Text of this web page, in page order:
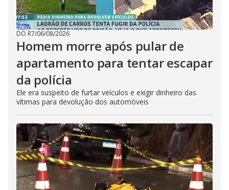
DO R7/06/08/2026
Homem morre após pular de
apartamento para tentar escapar
da polícia
Ele era suspeito de furtar veículos e exigir dinheiro das
vítimas para devolução dos automóveis